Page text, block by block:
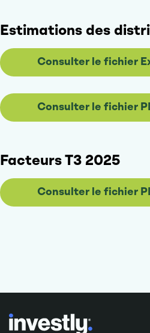
Estimations des
Consulter le fichier
Consulter le fichier
Facteurs T3 2025
Consulter le fichier